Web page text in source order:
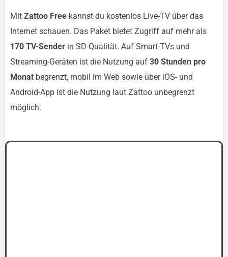
Mit Zattoo Free kannst du kostenlos Live-TV über das
Internet schauen. Das Paket bietet Zugriff auf mehr als
170 TV-Sender in SD-Qualität. Auf Smart-TVs und
Streaming-Geräten ist die Nutzung auf 30 Stunden pro
Monat begrenzt, mobil im Web sowie über iOS- und
Android-App ist die Nutzung laut Zattoo unbegrenzt
möglich.